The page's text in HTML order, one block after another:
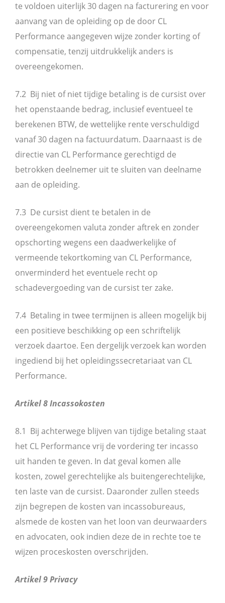
te voldoen uiterlijk 30 dagen na facturering en voor
aanvang van de opleiding op de door CL
Performance aangegeven wijze zonder korting of
compensatie, tenzij uitdrukkelijk anders is
overeengekomen.
7.2 Bij niet of niet tijdige betaling is de cursist over
het openstaande bedrag, inclusief eventueel te
berekenen BTW, de wettelijke rente verschuldigd
vanaf 30 dagen na factuurdatum. Daarnaast is de
directie van CL Performance gerechtigd de
betrokken deelnemer uit te sluiten van deelname
aan de opleiding.
7.3 De cursist dient te betalen in de
overeengekomen valuta zonder aftrek en zonder
opschorting wegens een daadwerkelijke of
vermeende tekortkoming van CL Performance,
onverminderd het eventuele recht op
schadevergoeding van de cursist ter zake.
7.4 Betaling in twee termijnen is alleen mogelijk bij
een positieve beschikking op een schriftelijk
verzoek daartoe. Een dergelijk verzoek kan worden
ingediend bij het opleidingssecretariaat van CL
Performance.
Artikel 8 Incassokosten
8.1 Bij achterwege blijven van tijdige betaling staat
het CL Performance vrij de vordering ter incasso
uit handen te geven. In dat geval komen alle
kosten, zowel gerechtelijke als buitengerechtelijke,
ten laste van de cursist. Daaronder zullen steeds
zijn begrepen de kosten van incassobureaus,
alsmede de kosten van het loon van deurwaarders
en advocaten, ook indien deze de in rechte toe te
wijzen proceskosten overschrijden.
Artikel 9 Privacy